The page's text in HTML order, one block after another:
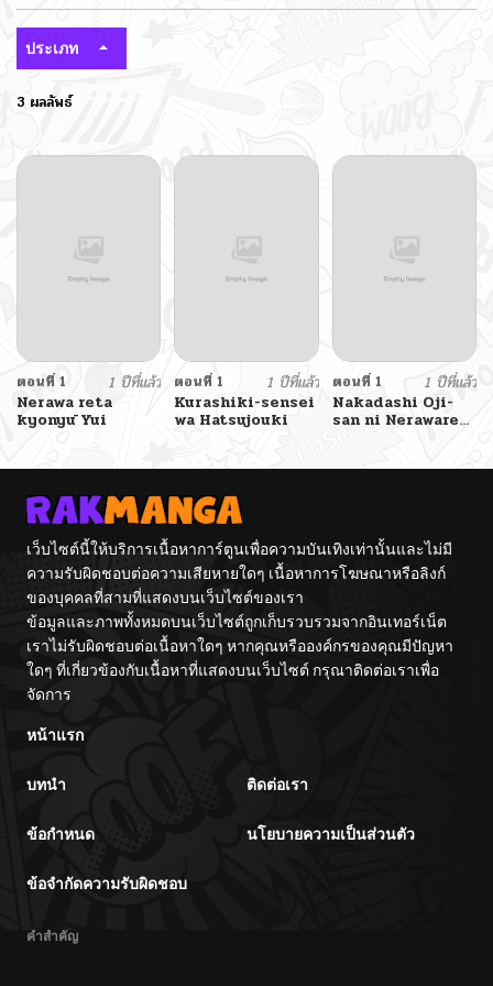
ประเภท
3 ผลลัพธ์
ตอนที่ 1
1 ปีที่แล้ว
Nerawa reta
kyonyū Yui
ตอนที่ 1
1 ปีที่แล้ว
Kurashiki-sensei
wa Hatsujouki
ตอนที่ 1
1 ปีที่แล้ว
Nakadashi Oji-
san ni Nerawareta
เว็บไซต์นี้ให้บริการเนื้อหาการ์ตูนเพื่อความบันเทิงเท่านั้นและไม่มี
ความรับผิดชอบต่อความเสียหายใดๆ เนื้อหาการโฆษณาหรือลิงก์
ของบุคคลที่สามที่แสดงบนเว็บไซต์ของเรา
ข้อมูลและภาพทั้งหมดบนเว็บไซต์ถูกเก็บรวบรวมจากอินเทอร์เน็ต
เราไม่รับผิดชอบต่อเนื้อหาใดๆ หากคุณหรือองค์กรของคุณมีปัญหา
ใดๆ ที่เกี่ยวข้องกับเนื้อหาที่แสดงบนเว็บไซต์ กรุณาติดต่อเราเพื่อ
จัดการ
หน้าแรก
บทนำ ติดต่อเรา
ข้อกำหนด นโยบายความเป็นส่วนตัว
ข้อจำกัดความรับผิดชอบ
คำสำคัญ